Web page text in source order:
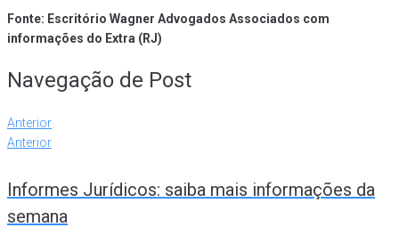
Fonte: Escritório Wagner Advogados Associados com
informações do Extra (RJ)
Navegação de Post
Anterior
Anterior
Informes Jurídicos: saiba mais informações da
semana